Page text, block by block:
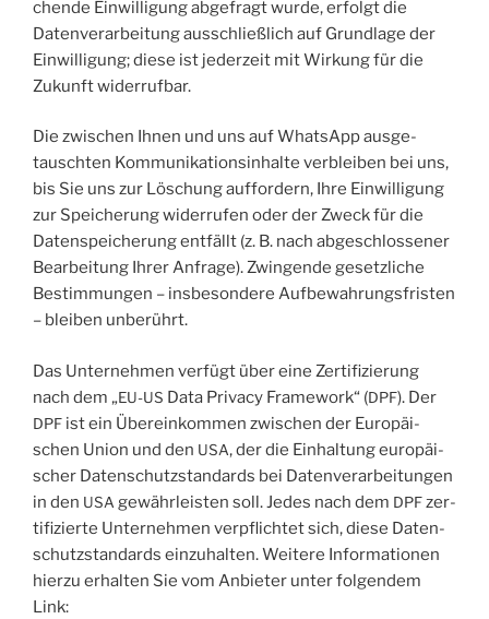
chen­de Ein­wil­li­gung abge­fragt wur­de, erfolgt die
Daten­ver­ar­bei­tung aus­schließ­lich auf Grund­la­ge der
Ein­wil­li­gung; die­se ist jeder­zeit mit Wir­kung für die
Zukunft widerrufbar.
Die zwi­schen Ihnen und uns auf Whats­App aus­ge­
tausch­ten Kom­mu­ni­ka­ti­ons­in­hal­te ver­blei­ben bei uns,
bis Sie uns zur Löschung auf­for­dern, Ihre Ein­wil­li­gung
zur Spei­che­rung wider­ru­fen oder der Zweck für die
Daten­spei­che­rung ent­fällt (z. B. nach abge­schlos­se­ner
Bear­bei­tung Ihrer Anfra­ge). Zwin­gen­de gesetz­li­che
Bestim­mun­gen – ins­be­son­de­re Auf­be­wah­rungs­fris­ten
– blei­ben unberührt.
Das Unter­neh­men ver­fügt über eine Zer­ti­fi­zie­rung
nach dem „EU-US Data Pri­va­cy Frame­work“ (DPF). Der
DPF ist ein Über­ein­kom­men zwi­schen der Euro­päi­
schen Uni­on und den USA, der die Ein­hal­tung euro­päi­
scher Daten­schutz­stan­dards bei Daten­ver­ar­bei­tun­gen
in den USA gewähr­leis­ten soll. Jedes nach dem DPFzer­
ti­fi­zier­te Unter­neh­men ver­pflich­tet sich, die­se Daten­
schutz­stan­dards ein­zu­hal­ten. Wei­te­re Infor­ma­tio­nen
hier­zu erhal­ten Sie vom Anbie­ter unter fol­gen­dem
Link: